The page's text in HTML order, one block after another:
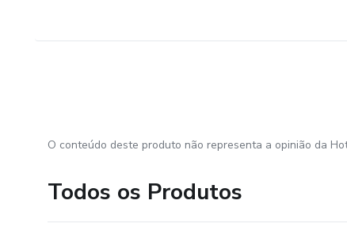
O conteúdo deste produto não representa a opinião da
Todos os Produtos